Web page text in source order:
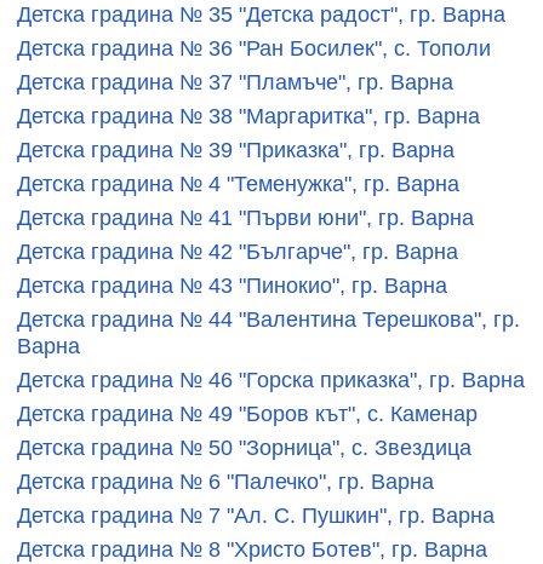
Детска градина № 35 "Детска радост", гр. Варна
Детска градина № 36 "Ран Босилек", с. Тополи
Детска градина № 37 "Пламъче", гр. Варна
Детска градина № 38 "Маргаритка", гр. Варна
Детска градина № 39 "Приказка", гр. Варна
Детска градина № 4 "Теменужка", гр. Варна
Детска градина № 41 "Първи юни", гр. Варна
Детска градина № 42 "Българче", гр. Варна
Детска градина № 43 "Пинокио", гр. Варна
Детска градина № 44 "Валентина Терешкова", гр.
Варна
Детска градина № 46 "Горска приказка", гр. Варна
Детска градина № 49 "Боров кът", с. Каменар
Детска градина № 50 "Зорница", с. Звездица
Детска градина № 6 "Палечко", гр. Варна
Детска градина № 7 "Ал. С. Пушкин", гр. Варна
Детска градина № 8 "Христо Ботев", гр. Варна